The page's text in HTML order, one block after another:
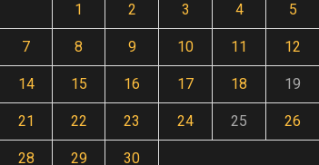
1 2 3 4 5
7 8 9 10 11 12
14 15 16 17 18 19
21 22 23 24 25 26
28 29 30